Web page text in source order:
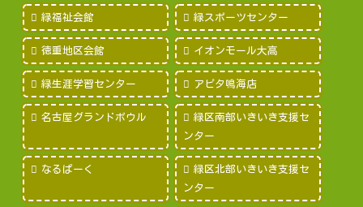
緑福祉会館 緑スポーツセンター
徳重地区会館 イオンモール大高
緑生涯学習センター アピタ鳴海店
名古屋グランドボウル
緑区南部いきいき支援セ
ンター
なるぱーく
緑区北部いきいき支援セ
ンター